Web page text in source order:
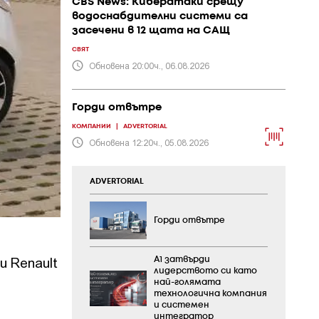
Renault
CBS News: Кибератаки срещу
водоснабдителни системи са
засечени в 12 щата на САЩ
СВЯТ
Обновена 20:00ч., 06.08.2026
Горди отвътре
КОМПАНИИ ADVERTORIAL
Обновена 12:20ч., 05.08.2026
ADVERTORIAL
Горди отвътре
А1 затвърди
лидерството си като
най-голямата
технологична компания
и системен
интегратор